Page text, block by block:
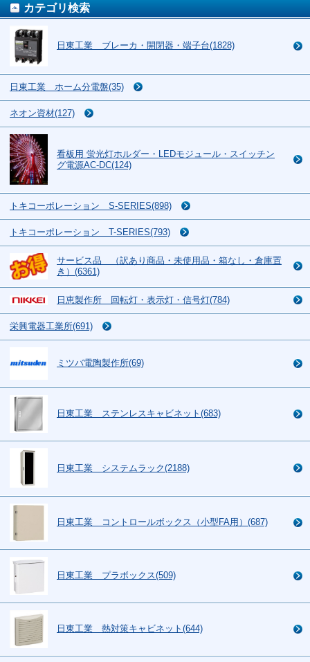
カテゴリ検索
日東工業 ブレーカ・開閉器・端子台(1828)
日東工業 ホーム分電盤(35)
ネオン資材(127)
看板用 蛍光灯ホルダー・LEDモジュール・スイッチン
グ電源AC-DC(124)
トキコーポレーション S-SERIES(898)
トキコーポレーション T-SERIES(793)
サービス品 （訳あり商品・未使用品・箱なし・倉庫置
き）(6361)
日恵製作所 回転灯・表示灯・信号灯(784)
栄興電器工業所(691)
ミツバ電陶製作所(69)
日東工業 ステンレスキャビネット(683)
日東工業 システムラック(2188)
日東工業 コントロールボックス（小型FA用）(687)
日東工業 プラボックス(509)
日東工業 熱対策キャビネット(644)